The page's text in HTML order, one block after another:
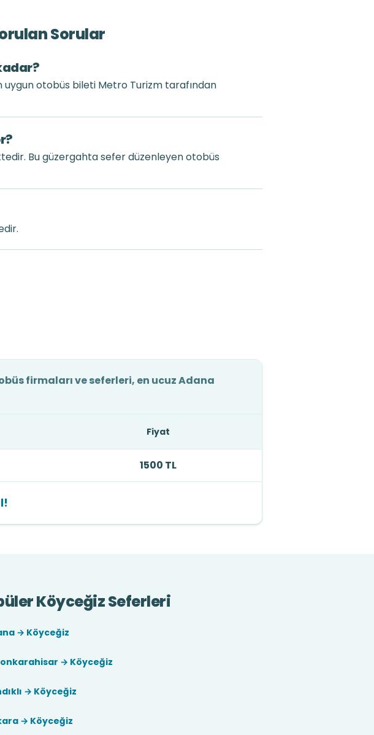
Sorular
uygun otobüs bileti Metro Turizm tarafından
Bu güzergahta sefer düzenleyen otobüs
firmaları ve seferleri, en ucuz Adana
Fiyat
1500 TL
Köyceğiz Seferleri
→ Köyceğiz
→ Köyceğiz
→ Köyceğiz
→ Köyceğiz